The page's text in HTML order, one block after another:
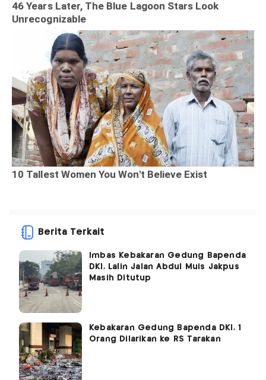
Berita Terkait
Imbas Kebakaran Gedung Bapenda
DKI, Lalin Jalan Abdul Muis Jakpus
Masih Ditutup
Kebakaran Gedung Bapenda DKI, 1
Orang Dilarikan ke RS Tarakan